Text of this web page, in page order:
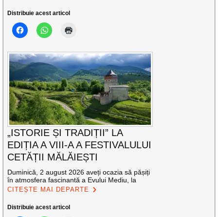
Distribuie acest articol
„ISTORIE ȘI TRADIȚII” LA
EDIȚIA A VIII-A A FESTIVALULUI
CETĂȚII MĂLĂIEȘTI
Duminică, 2 august 2026 aveți ocazia să pășiți
în atmosfera fascinantă a Evului Mediu, la
CITEȘTE MAI DEPARTE
Distribuie acest articol